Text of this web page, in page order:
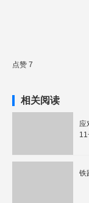
点赞 7
相关阅读
应
铁